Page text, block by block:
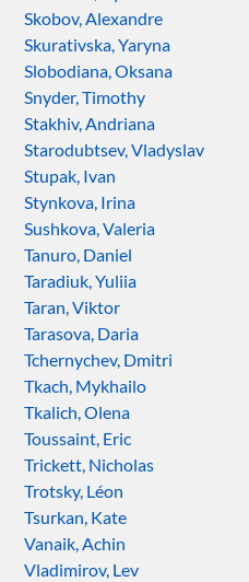
Skobov, Alexandre
Skurativska, Yaryna
Slobodiana, Oksana
Snyder, Timothy
Stakhiv, Andriana
Starodubtsev, Vladyslav
Stupak, Ivan
Stynkova, Irina
Sushkova, Valeria
Tanuro, Daniel
Taradiuk, Yuliia
Taran, Viktor
Tarasova, Daria
Tchernychev, Dmitri
Tkach, Mykhailo
Tkalich, Olena
Toussaint, Eric
Trickett, Nicholas
Trotsky, Léon
Tsurkan, Kate
Vanaik, Achin
Vladimirov, Lev